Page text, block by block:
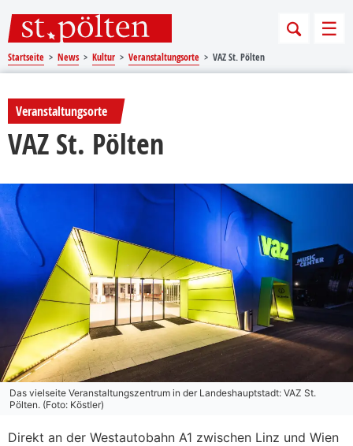
Startseite News Kultur Veranstaltungsorte VAZ St. Pölten
Veranstaltungsorte
VAZ St. Pölten
Das vielseite Veranstaltungszentrum in der Landeshauptstadt: VAZ St.
Pölten. (Foto: Köstler)
Direkt an der Westautobahn A1 zwischen Linz und Wien